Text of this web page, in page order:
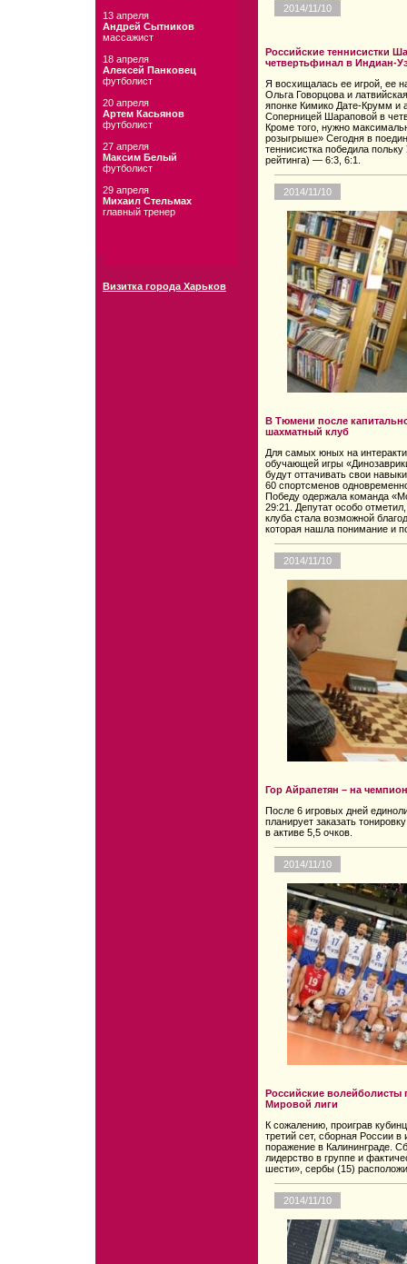
13 апреля
Андрей Сытников
массажист
18 апреля
Алексей Панковец
футболист
20 апреля
Артем Касьянов
футболист
27 апреля
Максим Белый
футболист
29 апреля
Михаил Стельмах
главный тренер
Визитка города Харьков
2014/11/10
Российские теннисистки
четвертьфинал в Индиан-
Я восхищалась ее игрой, ее
Ольга Говорцова и
японке Кимико Дате-Крумм и
Соперницей Шараповой в
Кроме того, нужно
розыгрыше» Сегодня в
теннисистка победила
рейтинга) — 6:3, 6:1.
2014/11/10
В Тюмени после
шахматный клуб
Для самых юных на
обучающей игры
будут оттачивать свои
60 спортсменов
Победу одержала команда
29:21. Депутат особо
клуба стала возможной
которая нашла понимание и
2014/11/10
Гор Айрапетян – на
После 6 игровых дней
планирует заказать
в активе 5,5 очков.
2014/11/10
Российские волейболисты
Мировой лиги
К сожалению, проиграв
третий сет, сборная России в
поражение в Калининграде.
лидерство в группе и
шести», сербы (15)
2014/11/10